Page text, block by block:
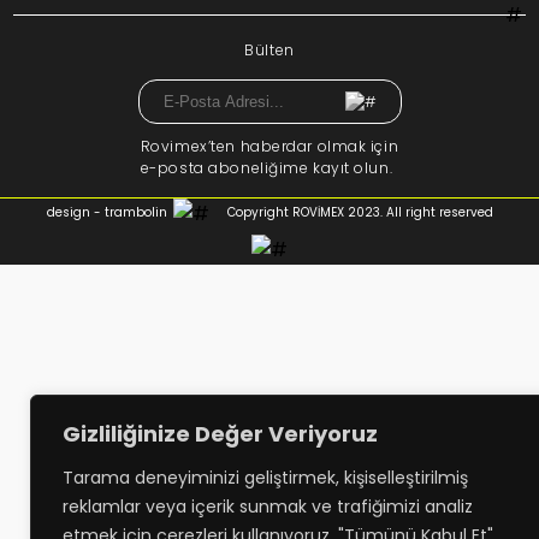
Gizliliğinize Değer Veriyoruz
Tarama deneyiminizi geliştirmek, kişiselleştirilmiş
reklamlar veya içerik sunmak ve trafiğimizi analiz
Bülten
Rovimex’ten haberdar olmak için
e-posta aboneliğime kayıt olun.
design - trambolin Copyright ROVİMEX 2023. All right reserved